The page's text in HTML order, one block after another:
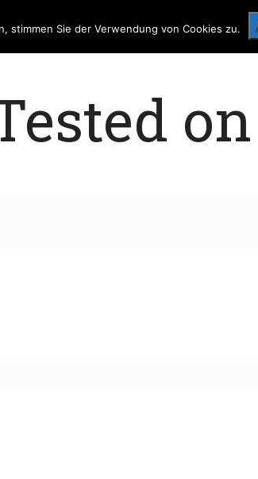
stimmen Sie der Verwendung von Cookies zu.